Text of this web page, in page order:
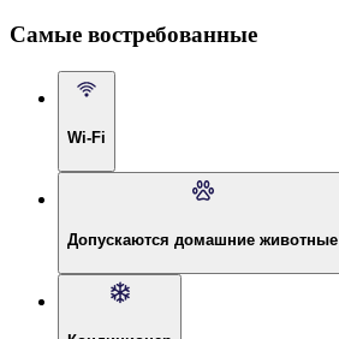
Самые востребованные
Wi-Fi
Допускаются домашние животные